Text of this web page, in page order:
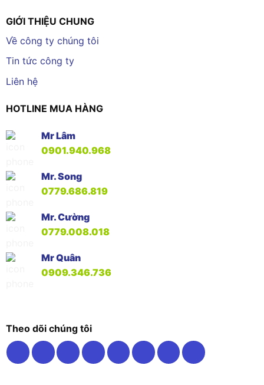
GIỚI THIỆU CHUNG
Về công ty chúng tôi
Tin tức công ty
Liên hệ
HOTLINE MUA HÀNG
Mr Lâm
0901.940.968
Mr. Song
0779.686.819
Mr. Cường
0779.008.018
Mr Quân
0909.346.736
Theo dõi chúng tôi